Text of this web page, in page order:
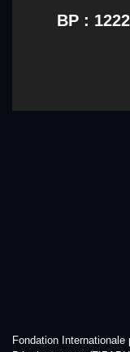
BP :
Fondation